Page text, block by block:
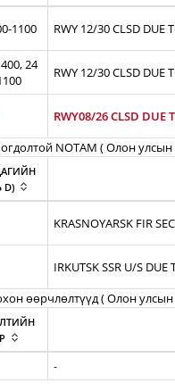
1100 RWY 12/30 CLSD DUE
24
RWY 12/30 CLSD DUE
RWY08/26 CLSD DUE
NOTAM ( Олон улсын
D)
KRASNOYARSK FIR
IRKUTSK SSR U/S DUE
өөрчлөлтүүд ( Олон улсын
-